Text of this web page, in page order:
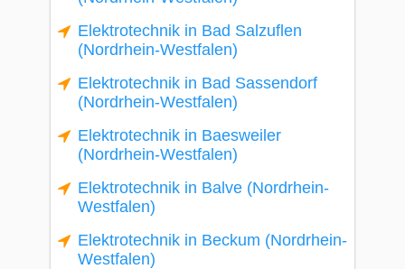
Elektrotechnik in Bad Salzuflen
(Nordrhein-Westfalen)
Elektrotechnik in Bad Sassendorf
(Nordrhein-Westfalen)
Elektrotechnik in Baesweiler
(Nordrhein-Westfalen)
Elektrotechnik in Balve (Nordrhein-
Westfalen)
Elektrotechnik in Beckum (Nordrhein-
Westfalen)